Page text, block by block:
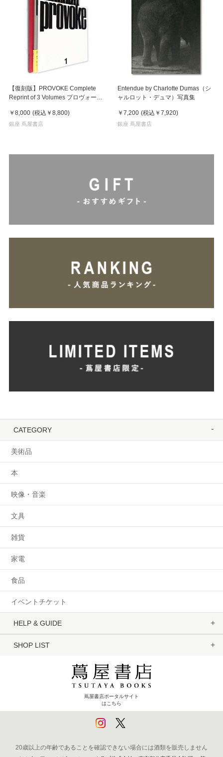
【復刻版】PROVOKE Complete
Reprint of 3 Volumes プロヴォーク
￥8,000 (税込 ￥8,800)
銀座 蔦屋書店
Entendue by Charlotte Dumas（シ
ャルロット・デュマ）写真集
￥7,200 (税込 ￥7,920)
銀座 蔦屋書店
CATEGORY
美術品
本
映像・音楽
文具
雑貨
家電
食品
イベントチケット
HELP & GUIDE
SHOP LIST
蔦屋書店ポータルサイト
はこちら
20歳以上の年齢であることを確認できない場合には酒類を販売しません